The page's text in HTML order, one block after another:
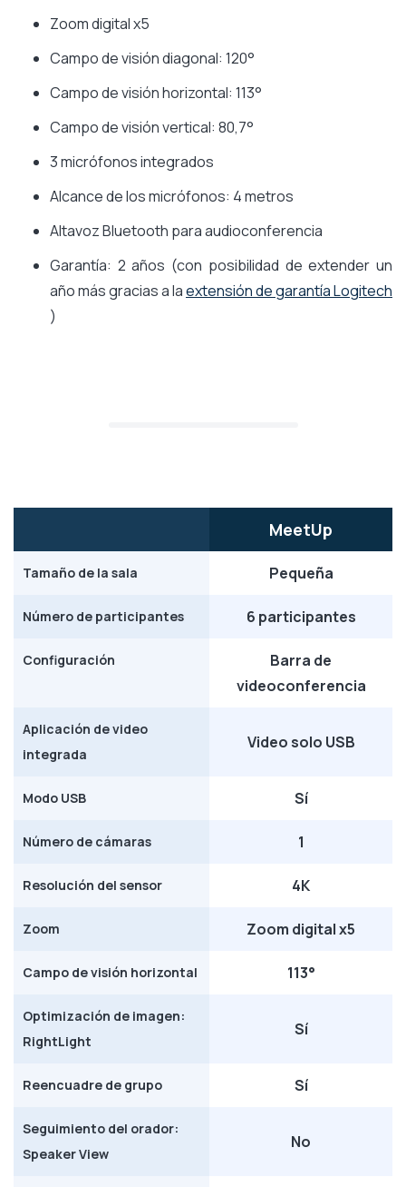
Zoom digital x5
Campo de visión diagonal: 120°
Campo de visión horizontal: 113°
Campo de visión vertical: 80,7°
3 micrófonos integrados
Alcance de los micrófonos: 4 metros
Altavoz Bluetooth para audioconferencia
Garantía: 2 años (con posibilidad de extender un
año más gracias a laextensión de garantía Logitech
)
MeetUp
Tamaño de la sala Pequeña
Número de participantes 6 participantes
Configuración
Barra de
videoconferencia
Aplicación de video
integrada
Video solo USB
Modo USB Sí
Número de cámaras 1
Resolución del sensor 4K
Zoom Zoom digital x5
Campo de visión horizontal 113°
Optimización de imagen:
RightLight
Sí
Reencuadre de grupo Sí
Seguimiento del orador:
Speaker View
No